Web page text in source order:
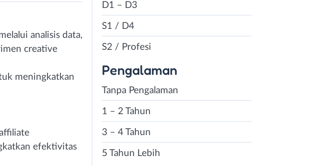
analisis data,
creative
meningkatkan
efektivitas
D1 – D3
S1 / D4
S2 / Profesi
Pengalaman
Tanpa Pengalaman
1 – 2 Tahun
3 – 4 Tahun
5 Tahun Lebih